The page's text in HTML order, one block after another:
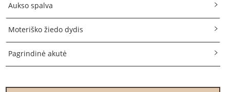
Aukso spalva
Moteriško žiedo dydis
Pagrindinė akutė